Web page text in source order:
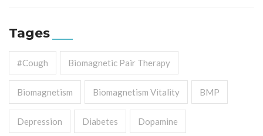
Tages
#cough Biomagnetic Pair Therapy
Biomagnetism Biomagnetism Vitality BMP
Depression Diabetes Dopamine